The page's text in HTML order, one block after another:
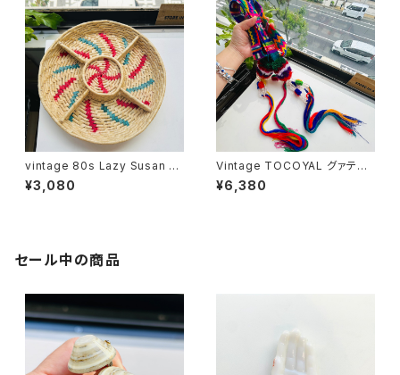
vintage 80s Lazy Susan 円
形ウィッカートレイ
¥3,080
Vintage TOCOYAL グァテマ
ラ先住民手織り帯 ファハ・シンタ
髪飾り・帯
¥6,380
セール中の商品